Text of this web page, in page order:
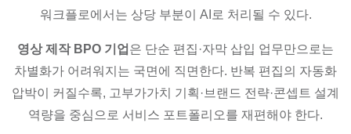
워크플로에서는 상당 부분이 AI로 처리될 수 있다.
영상 제작 BPO 기업 은 단순 편집·자막 삽입 업무만으로는
차별화가 어려워지는 국면에 직면한다. 반복 편집의 자동화
압박이 커질수록, 고부가가치 기획·브랜드 전략·콘셉트 설계
역량을 중심으로 서비스 포트폴리오를 재편해야 한다.